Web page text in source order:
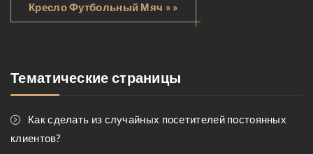
Кресло Футбольный Мяч » »
Тематические страницы
Как сделать из случайных посетителей постоянных
клиентов?